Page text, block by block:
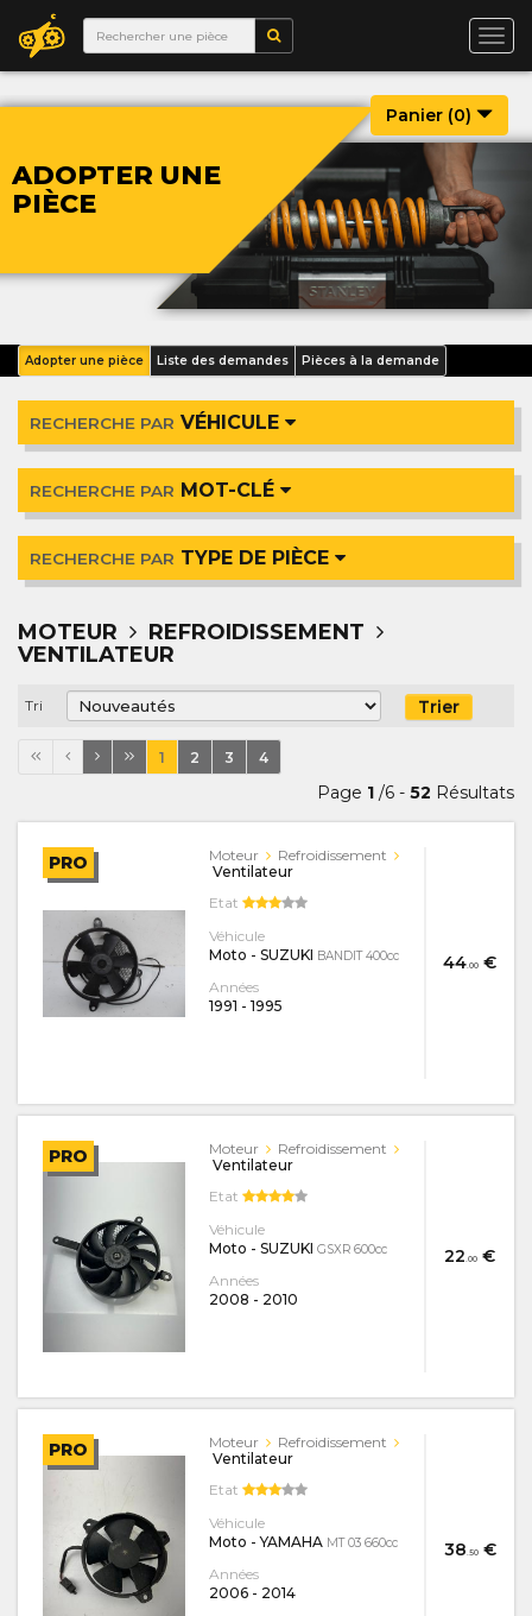
Panier (0)
ADOPTER UNE
PIÈCE
Adopter une pièce Liste des demandes Pièces à la demande
RECHERCHE PAR VÉHICULE
RECHERCHE PAR MOT-CLÉ
RECHERCHE PAR TYPE DE PIÈCE
MOTEUR
REFROIDISSEMENT
VENTILATEUR
Tri Trier
1 2 3 4
Page 1 /6 - 52 Résultats
PRO
44.00 €
Moteur
Refroidissement
Ventilateur
Etat
Véhicule
Moto - SUZUKI BANDIT 400cc
Années
1991 - 1995
PRO
22.00 €
Moteur
Refroidissement
Ventilateur
Etat
Véhicule
Moto - SUZUKI GSXR 600cc
Années
2008 - 2010
PRO
38.50€
Moteur
Refroidissement
Ventilateur
Etat
Véhicule
Moto - YAMAHA MT 03 660cc
Années
2006 - 2014